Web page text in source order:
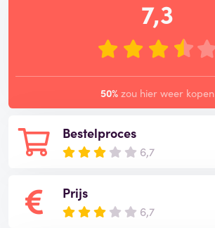
Bestelproces
6,7
Prijs
6,7
7,3
50% zou hier weer kopen